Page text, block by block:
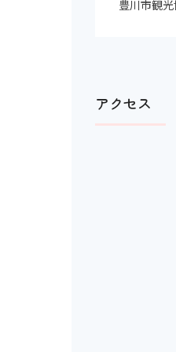
豊川市観
アクセス